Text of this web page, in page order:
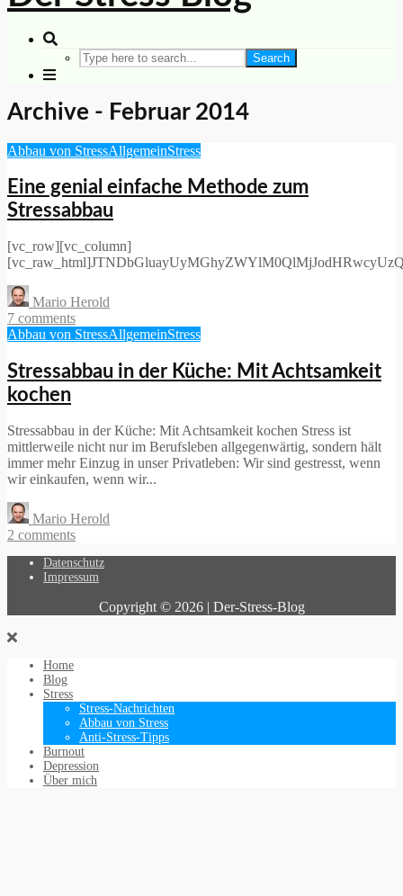
Search
Archive - Februar 2014
Abbau von StressAllgemeinStress
Eine genial einfache Methode zum
Stressabbau
[vc_row][vc_column]
Mario Herold
7 comments
Abbau von StressAllgemeinStress
Stressabbau in der Küche: Mit Achtsamkeit
kochen
Stressabbau in der Küche: Mit Achtsamkeit kochen Stress ist
mittlerweile nicht nur im Berufsleben allgegenwärtig, sondern hält
immer mehr Einzug in unser Privatleben: Wir sind gestresst, wenn
wir einkaufen, wenn wir...
Mario Herold
2 comments
Datenschutz
Impressum
Copyright © 2026 | Der-Stress-Blog
Home
Blog
Stress
Stress-Nachrichten
Abbau von Stress
Anti-Stress-Tipps
Burnout
Depression
Über mich